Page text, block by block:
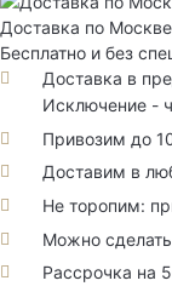
Доставка по
Бесплатно и без
Доставка в
Исключение -
Привозим до
Доставим в
Не торопим:
Можно
Рассрочка на